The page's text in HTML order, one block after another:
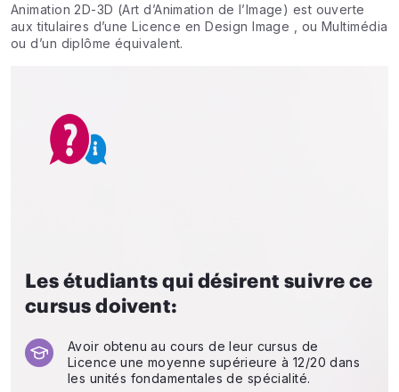
Animation 2D-3D (Art d’Animation de l’Image) est ouverte
aux titulaires d’une Licence en Design Image , ou Multimédia
ou d’un diplôme équivalent.
Les étudiants qui désirent suivre ce
cursus doivent:
Avoir obtenu au cours de leur cursus de
Licence une moyenne supérieure à 12/20 dans
les unités fondamentales de spécialité.